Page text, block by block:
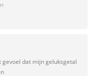
gevoel dat mijn geluksgetal